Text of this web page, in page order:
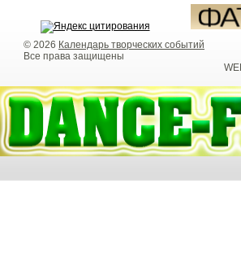
© 2026 Календарь творческих событий
Все права защищены